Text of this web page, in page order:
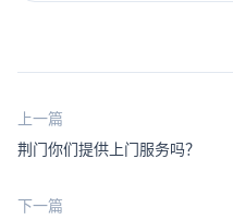
上一篇
荆门你们提供上门服务吗？
下一篇